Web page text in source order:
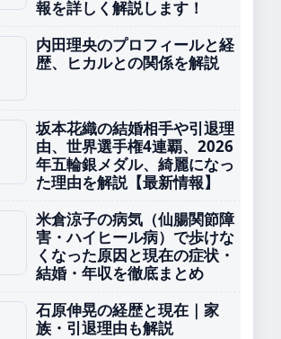
報を詳しく解説します！
内田理央のプロフィールと経
歴、ヒカルとの関係を解説
坂本花織の結婚相手や引退理
由、世界選手権4連覇、2026
年五輪銀メダル、綺麗になっ
た理由を解説【最新情報】
米倉涼子の病気（仙腸関節障
害・ハイヒール病）で歩けな
くなった原因と現在の症状・
結婚・年収を徹底まとめ
石原伸晃の経歴と現在｜家
族・引退理由も解説